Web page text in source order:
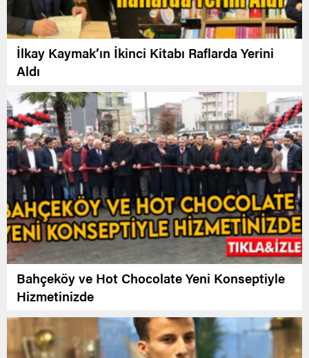
İlkay Kaymak’ın İkinci Kitabı Raflarda Yerini
Aldı
Bahçeköy ve Hot Chocolate Yeni Konseptiyle
Hizmetinizde